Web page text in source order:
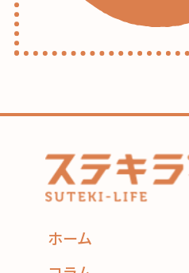
ホーム